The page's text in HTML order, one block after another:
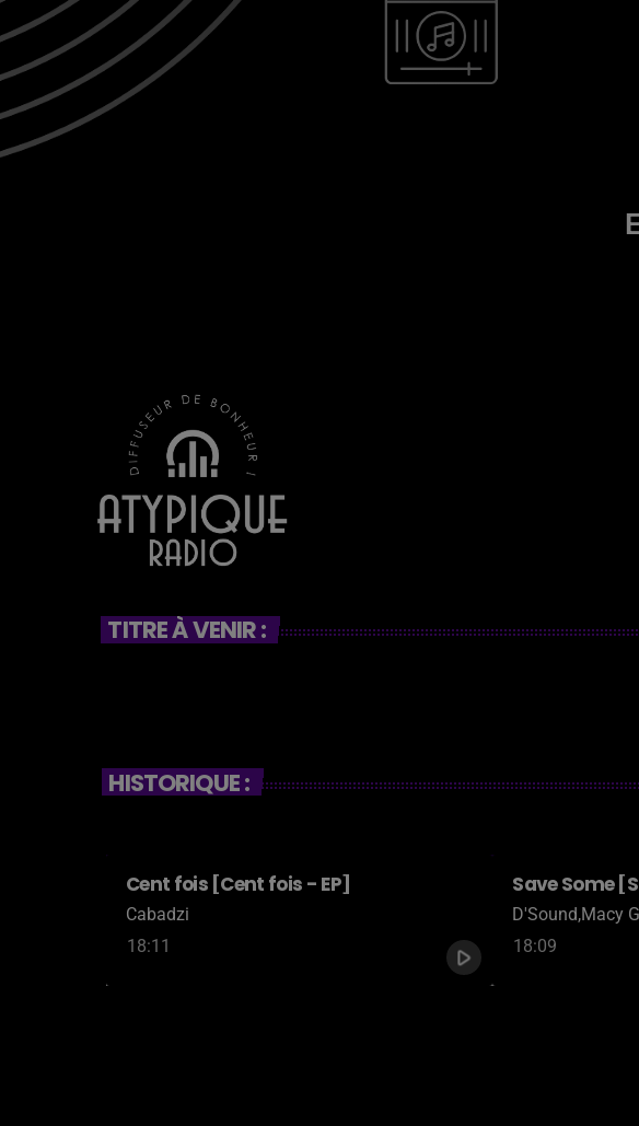
TITRE À VENIR :
HISTORIQUE :
Cent fois [Cent fois - EP]
Cabadzi
18:11
play_arrow
Save Some
D'Sound,Macy
18:09